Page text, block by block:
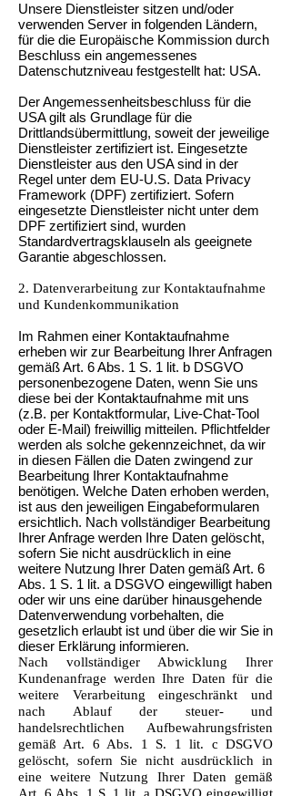
Unsere Dienstleister sitzen und/oder
verwenden Server in folgenden Ländern,
für die die Europäische Kommission durch
Beschluss ein angemessenes
Datenschutzniveau festgestellt hat: USA.
Der Angemessenheitsbeschluss für die
USA gilt als Grundlage für die
Drittlandsübermittlung, soweit der jeweilige
Dienstleister zertifiziert ist. Eingesetzte
Dienstleister aus den USA sind in der
Regel unter dem EU-U.S. Data Privacy
Framework (DPF) zertifiziert. Sofern
eingesetzte Dienstleister nicht unter dem
DPF zertifiziert sind, wurden
Standardvertragsklauseln als geeignete
Garantie abgeschlossen.
2. Datenverarbeitung zur Kontaktaufnahme
und Kundenkommunikation
Im Rahmen einer Kontaktaufnahme
erheben wir zur Bearbeitung Ihrer Anfragen
gemäß Art. 6 Abs. 1 S. 1 lit. b DSGVO
personenbezogene Daten, wenn Sie uns
diese bei der Kontaktaufnahme mit uns
(z.B. per Kontaktformular, Live-Chat-Tool
oder E-Mail) freiwillig mitteilen. Pflichtfelder
werden als solche gekennzeichnet, da wir
in diesen Fällen die Daten zwingend zur
Bearbeitung Ihrer Kontaktaufnahme
benötigen. Welche Daten erhoben werden,
ist aus den jeweiligen Eingabeformularen
ersichtlich. Nach vollständiger Bearbeitung
Ihrer Anfrage werden Ihre Daten gelöscht,
sofern Sie nicht ausdrücklich in eine
weitere Nutzung Ihrer Daten gemäß Art. 6
Abs. 1 S. 1 lit. a DSGVO eingewilligt haben
oder wir uns eine darüber hinausgehende
Datenverwendung vorbehalten, die
gesetzlich erlaubt ist und über die wir Sie in
dieser Erklärung informieren.
Nach vollständiger Abwicklung Ihrer
Kundenanfrage werden Ihre Daten für die
weitere Verarbeitung eingeschränkt und
nach Ablauf der steuer- und
handelsrechtlichen Aufbewahrungsfristen
gemäß Art. 6 Abs. 1 S. 1 lit. c DSGVO
gelöscht, sofern Sie nicht ausdrücklich in
eine weitere Nutzung Ihrer Daten gemäß